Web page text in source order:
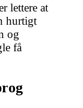
lettere at
hurtigt
og
få